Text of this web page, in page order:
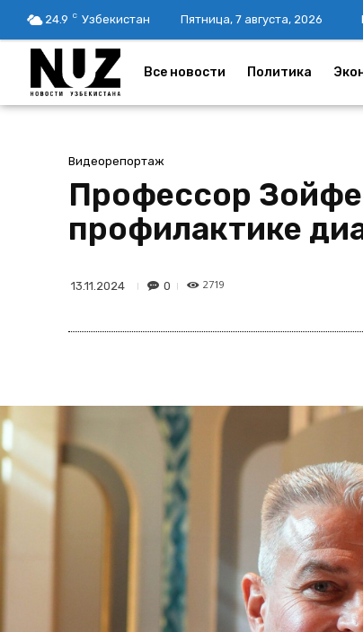
24.9 C Узбекистан Пятница, 7 августа, 2026
Все новости Политика
Видеорепортаж
Профессор
профилактике
13.11.2024 0 2719